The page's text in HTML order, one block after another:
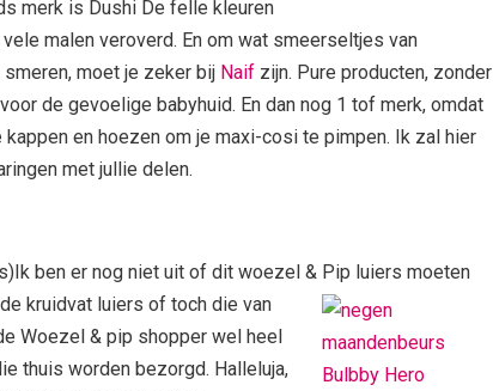
merk is Dushi De felle kleuren
malen veroverd. En om wat smeerseltjes van
moet je zeker bij Naif zijn. Pure producten, zonder
de gevoelige babyhuid. En dan nog 1 tof merk, omdat
en hoezen om je maxi-cosi te pimpen. Ik zal hier
met jullie delen.
ben er nog niet uit of dit woezel & Pip luiers moeten
de kruidvat luiers of toch die van
Woezel & pip shopper wel heel
thuis worden bezorgd. Halleluja,